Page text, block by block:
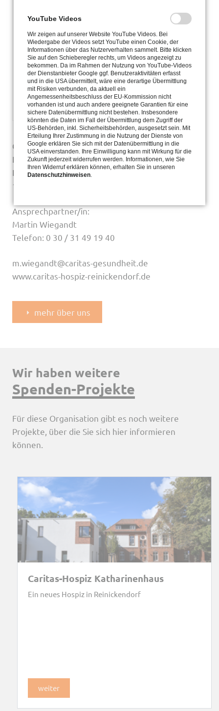
Caritas Gesundheit Berlin gGmbH - Caritas-Hospiz
Katharinenhaus
Kurhausstraße 30
13467 Berlin
Ansprechpartner/in:
Martin Wiegandt
Telefon: 0 30 / 31 49 19 40
m.wiegandt@caritas-gesundheit.de
www.caritas-hospiz-reinickendorf.de
mehr über uns
Wir haben weitere
Spenden-Projekte
Für diese Organisation gibt es noch weitere
Projekte, über die Sie sich hier informieren
können.
Caritas-Hospiz Katharinenhaus
Ein neues Hospiz in Reinickendorf
weiter
YouTube Videos
Wir zeigen auf unserer Website YouTube Videos. Bei
Wiedergabe der Videos setzt YouTube einen Cookie, der
Informationen über das Nutzerverhalten sammelt. Bitte klicken
Sie auf den Schieberegler rechts, um Videos angezeigt zu
bekommen. Da im Rahmen der Nutzung von YouTube-Videos
der Dienstanbieter Google ggf. Benutzeraktivitäten erfasst
und in die USA übermittelt, wäre eine derartige Übermittlung
mit Risiken verbunden, da aktuell ein
Angemessenheitsbeschluss der EU-Kommission nicht
vorhanden ist und auch andere geeignete Garantien für eine
sichere Datenübermittlung nicht bestehen. Insbesondere
könnten die Daten im Fall der Übermittlung dem Zugriff der
US-Behörden, inkl. Sicherheitsbehörden, ausgesetzt sein. Mit
Erteilung Ihrer Zustimmung in die Nutzung der Dienste von
Google erklären Sie sich mit der Datenübermittlung in die
USA einverstanden. Ihre Einwilligung kann mit Wirkung für die
Zukunft jederzeit widerrufen werden. Informationen, wie Sie
Ihren Widerruf erklären können, erhalten Sie in unseren
Datenschutzhinweisen.